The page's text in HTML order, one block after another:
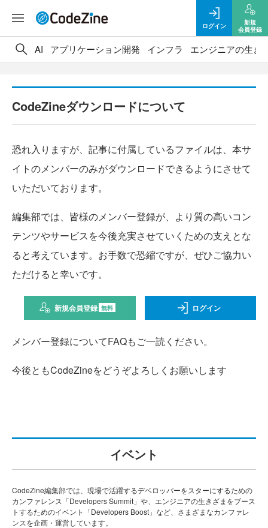
ログイン
新規
会員登録
AI アプリケーション開発 インフラ エンジニアの生き
CodeZineダウンロードについて
恐れ入りますが、記事に付属しているファイルは、本サ
イトのメンバーのみがダウンロードできるようにさせて
いただいております。
編集部では、皆様のメンバー登録が、より質の高いコン
テンツやサービスを今後充実させていくための支えとな
ると考えています。お手数で恐縮ですが、ぜひご協力い
ただけると幸いです。
新規会員登録 無料 ログイン
メンバー登録についてFAQもご一読ください。
今後ともCodeZineをどうぞよろしくお願いします
イベント
CodeZine編集部では、現場で活躍するデベロッパーをスターにするための
カンファレンス「Developers Summit」や、エンジニアの生きざまをブース
トするためのイベント「Developers Boost」など、さまざまなカンファレ
ンスを企画・運営しています。